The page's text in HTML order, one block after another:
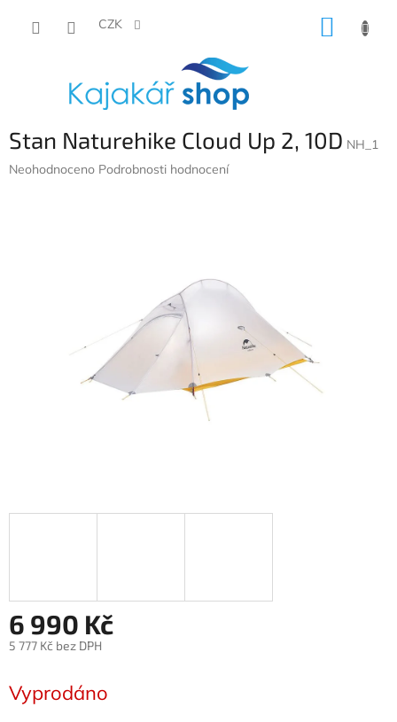
CZK
Stan Naturehike Cloud Up 2, 10D NH_1
Průměrné
Neohodnoceno Podrobnosti hodnocení
6 990 Kč
5 777 Kč bez DPH
cena:
Vyprodáno